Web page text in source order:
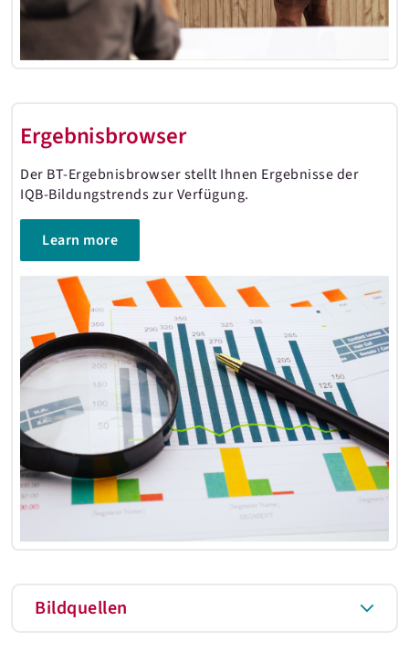
Ergebnisbrowser
Der BT-Ergebnisbrowser stellt Ihnen Ergebnisse der
IQB-Bildungstrends zur Verfügung.
Learn more
Bildquellen